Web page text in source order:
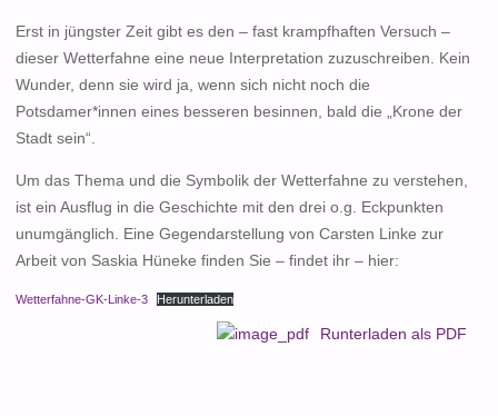
Erst in jüngster Zeit gibt es den – fast krampfhaften Versuch –
dieser Wetterfahne eine neue Interpretation zuzuschreiben. Kein
Wunder, denn sie wird ja, wenn sich nicht noch die
Potsdamer*innen eines besseren besinnen, bald die „Krone der
Stadt sein“.
Um das Thema und die Symbolik der Wetterfahne zu verstehen,
ist ein Ausflug in die Geschichte mit den drei o.g. Eckpunkten
unumgänglich. Eine Gegendarstellung von Carsten Linke zur
Arbeit von Saskia Hüneke finden Sie – findet ihr – hier:
Wetterfahne-GK-Linke-3 Herunterladen
Runterladen als PDF